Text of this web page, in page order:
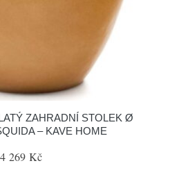
ZAHRADNÍ STOLEK Ø
– KAVE HOME
4 269 Kč